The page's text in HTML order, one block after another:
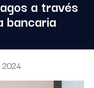
a través
bancaria
2024